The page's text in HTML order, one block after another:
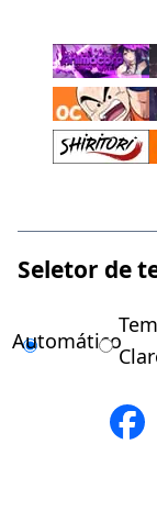
Seletor de
Automático